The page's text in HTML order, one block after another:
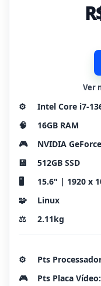
Ver
⚙️
Intel Core i7-
🧠
16GB RAM
🎮
NVIDIA
💾
512GB SSD
🖥️
15.6" | 1920 x
🧩
Linux
⚖️
2.11kg
⚙️
Pts
🎮
Pts Placa